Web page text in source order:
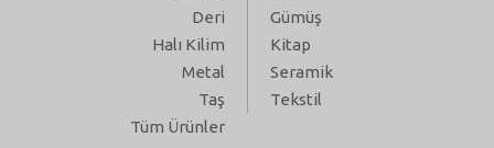
Deri
Gümüş
Halı Kilim
Kitap
Metal
Seramik
Taş
Tekstil
Tüm Ürünler